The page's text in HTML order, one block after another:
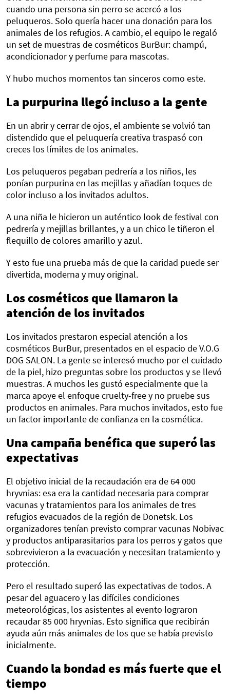
cuando una persona sin perro se acercó a los
peluqueros. Solo quería hacer una donación para los
animales de los refugios. A cambio, el equipo le regaló
un set de muestras de cosméticos BurBur: champú,
acondicionador y perfume para mascotas.
Y hubo muchos momentos tan sinceros como este.
La purpurina llegó incluso a la gente
En un abrir y cerrar de ojos, el ambiente se volvió tan
distendido que el peluquería creativa traspasó con
creces los límites de los animales.
Los peluqueros pegaban pedrería a los niños, les
ponían purpurina en las mejillas y añadían toques de
color incluso a los invitados adultos.
A una niña le hicieron un auténtico look de festival con
pedrería y mejillas brillantes, y a un chico le tiñeron el
flequillo de colores amarillo y azul.
Y esto fue una prueba más de que la caridad puede ser
divertida, moderna y muy original.
Los cosméticos que llamaron la
atención de los invitados
Los invitados prestaron especial atención a los
cosméticos BurBur, presentados en el espacio de V.O.G
DOG SALON. La gente se interesó mucho por el cuidado
de la piel, hizo preguntas sobre los productos y se llevó
muestras. A muchos les gustó especialmente que la
marca apoye el enfoque cruelty-free y no pruebe sus
productos en animales. Para muchos invitados, esto fue
un factor importante de confianza en la cosmética.
Una campaña benéfica que superó las
expectativas
El objetivo inicial de la recaudación era de 64 000
hryvnias: esa era la cantidad necesaria para comprar
vacunas y tratamientos para los animales de tres
refugios evacuados de la región de Donetsk. Los
organizadores tenían previsto comprar vacunas Nobivac
y productos antiparasitarios para los perros y gatos que
sobrevivieron a la evacuación y necesitan tratamiento y
protección.
Pero el resultado superó las expectativas de todos. A
pesar del aguacero y las difíciles condiciones
meteorológicas, los asistentes al evento lograron
recaudar 85 000 hryvnias. Esto significa que recibirán
ayuda aún más animales de los que se había previsto
inicialmente.
Cuando la bondad es más fuerte que el
tiempo